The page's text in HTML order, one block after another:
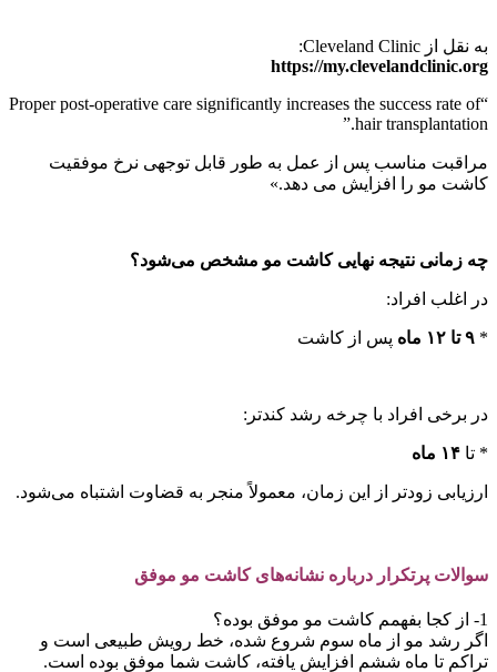
به نقل از Cleveland Clinic:
https://my.clevelandclinic.org
“Proper post-operative care significantly increases the success rate of
hair transplantation.”
مراقبت مناسب پس از عمل به طور قابل توجهی نرخ موفقیت
کاشت مو را افزایش می دهد.»
چه زمانی نتیجه نهایی کاشت مو مشخص می‌شود؟
در اغلب افراد:
* ۹ تا ۱۲ ماه پس از کاشت
در برخی افراد با چرخه رشد کندتر:
* تا ۱۴ ماه
ارزیابی زودتر از این زمان، معمولاً منجر به قضاوت اشتباه می‌شود.
سوالات پرتکرار درباره نشانه‌های کاشت مو موفق
1- از کجا بفهمم کاشت مو موفق بوده؟
اگر رشد مو از ماه سوم شروع شده، خط رویش طبیعی است و
تراکم تا ماه ششم افزایش یافته، کاشت شما موفق بوده است.